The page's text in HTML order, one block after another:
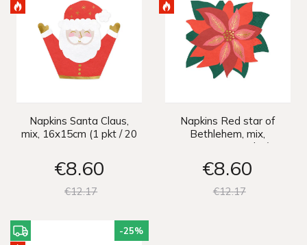
Napkins Santa Claus,
mix, 16x15cm (1 pkt / 20
€8 60
€1217
Napkins Red star of
Bethlehem, mix,
14.5x15.5cm (1 pkt / 20
pc.)
€8 60
€1217
-25%